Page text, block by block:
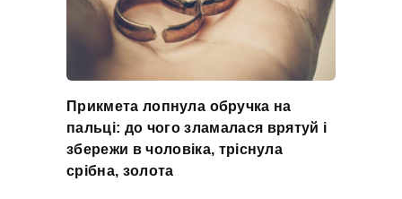
Прикмета лопнула обручка на
пальці: до чого зламалася врятуй і
збережи в чоловіка, тріснула
срібна, золота